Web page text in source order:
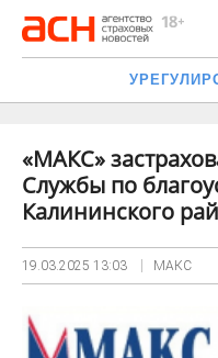
«МАКС»
Службы по
Калининского
19.03.2025 13:03 МАКС